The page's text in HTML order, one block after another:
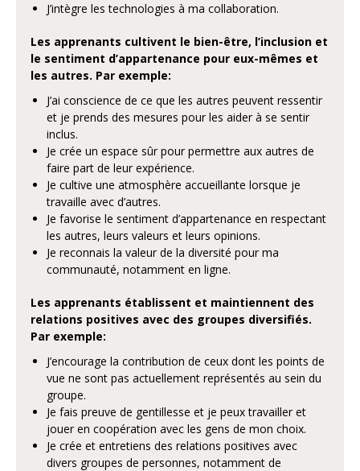
J’intègre les technologies à ma collaboration.
Les apprenants cultivent le bien-être, l’inclusion et
le sentiment d’appartenance pour eux-mêmes et
les autres. Par exemple:
J’ai conscience de ce que les autres peuvent ressentir
et je prends des mesures pour les aider à se sentir
inclus.
Je crée un espace sûr pour permettre aux autres de
faire part de leur expérience.
Je cultive une atmosphère accueillante lorsque je
travaille avec d’autres.
Je favorise le sentiment d’appartenance en respectant
les autres, leurs valeurs et leurs opinions.
Je reconnais la valeur de la diversité pour ma
communauté, notamment en ligne.
Les apprenants établissent et maintiennent des
relations positives avec des groupes diversifiés.
Par exemple:
J’encourage la contribution de ceux dont les points de
vue ne sont pas actuellement représentés au sein du
groupe.
Je fais preuve de gentillesse et je peux travailler et
jouer en coopération avec les gens de mon choix.
Je crée et entretiens des relations positives avec
divers groupes de personnes, notamment de